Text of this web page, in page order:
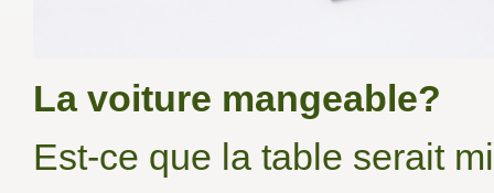
La voiture mangeable?
Est-ce que la table serait